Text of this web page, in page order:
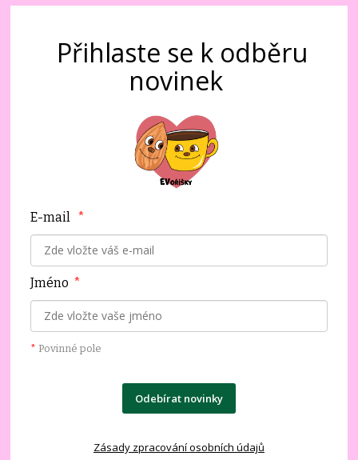
Přihlaste se k odběru
novinek
E-mail *
Jméno *
* Povinné pole
Odebírat novinky
Zásady zpracování osobních údajů